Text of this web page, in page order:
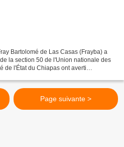
Bartolomé de Las Casas (Frayba) a
la section 50 de l'Union nationale des
de l'État du Chiapas ont averti
Page suivante >